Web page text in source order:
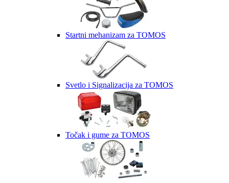
Startni mehanizam za TOMOS
Svetlo i Signalizacija za TOMOS
Točak i gume za TOMOS